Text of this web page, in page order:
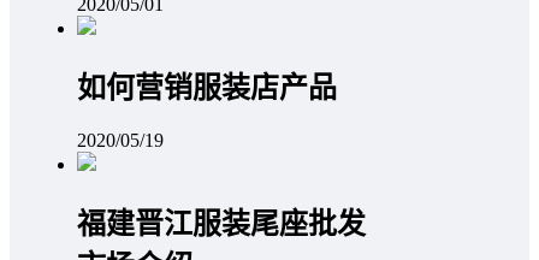
如何营销服装店产品
2020/05/19
福建晋江服装尾座批发